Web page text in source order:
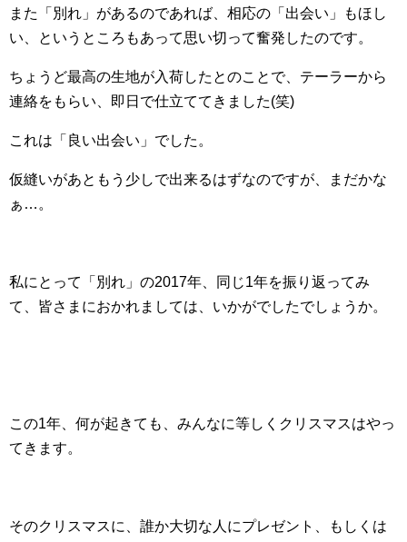
また「別れ」があるのであれば、相応の「出会い」もほし
い、というところもあって思い切って奮発したのです。
ちょうど最高の生地が入荷したとのことで、テーラーから
連絡をもらい、即日で仕立ててきました(笑)
これは「良い出会い」でした。
仮縫いがあともう少しで出来るはずなのですが、まだかな
ぁ…。
私にとって「別れ」の2017年、同じ1年を振り返ってみ
て、皆さまにおかれましては、いかがでしたでしょうか。
この1年、何が起きても、みんなに等しくクリスマスはやっ
てきます。
そのクリスマスに、誰か大切な人にプレゼント、もしくは